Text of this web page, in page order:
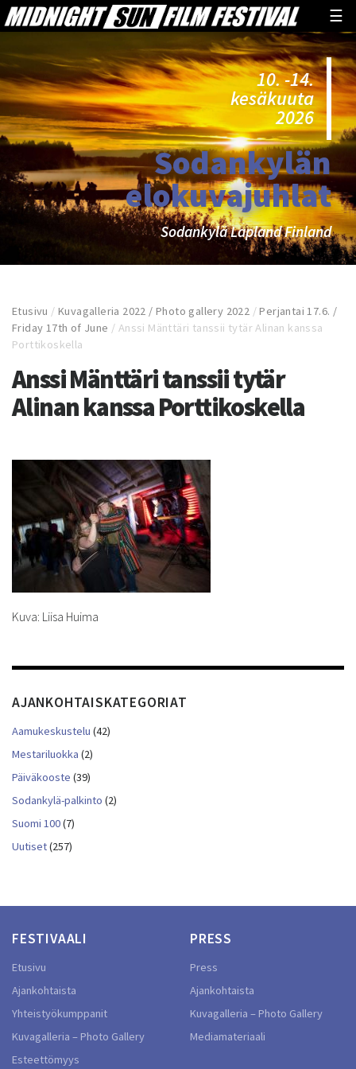
☰
10. -14.
kesäkuuta
2026
Sodankylän
elokuvajuhlat
Sodankylä Lapland Finland
Etusivu /Kuvagalleria 2022 / Photo gallery 2022 /Perjantai 17.6. /
Friday 17th of June / Anssi Mänttäri tanssii tytär Alinan kanssa
Porttikoskella
Anssi Mänttäri tanssii tytär
Alinan kanssa Porttikoskella
Kuva: Liisa Huima
AJANKOHTAISKATEGORIAT
Aamukeskustelu (42)
Mestariluokka (2)
Päiväkooste (39)
Sodankylä-palkinto (2)
Suomi 100(7)
Uutiset(257)
FESTIVAALI
Etusivu
Ajankohtaista
Yhteistyökumppanit
Kuvagalleria – Photo Gallery
Esteettömyys
PRESS
Press
Ajankohtaista
Kuvagalleria – Photo Gallery
Mediamateriaali